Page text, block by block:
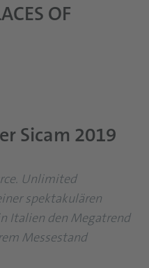
OF
Sicam 2019
Unlimited
spektakulären
Italien den Megatrend
Messestand